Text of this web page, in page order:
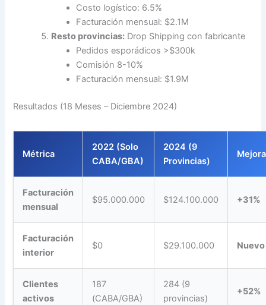
Costo logístico: 6.5%
Facturación mensual: $2.1M
Resto provincias: Drop Shipping con fabricante
Pedidos esporádicos >$300k
Comisión 8-10%
Facturación mensual: $1.9M
Resultados (18 Meses – Diciembre 2024)
Métrica
2022 (Solo
CABA/GBA)
2024 (9
Provincias)
Mejora
Facturación
mensual
$95.000.000 $124.100.000 +31%
Facturación
interior
$0 $29.100.000 Nuevo
Clientes
activos
187
(CABA/GBA)
284 (9
provincias)
+52%